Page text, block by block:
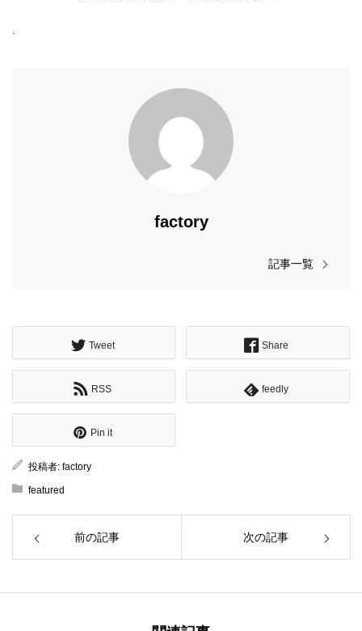
.
factory
記事一覧
Tweet Share
RSS feedly
Pin it
投稿者: factory
featured
前の記事 次の記事